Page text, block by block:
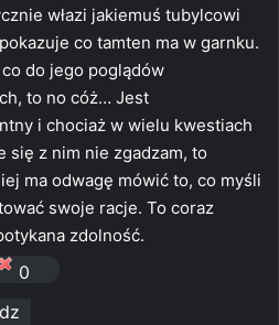
włazi jakiemuś tubylcowi
co tamten ma w garnku.
do jego poglądów
to no cóż… Jest
i chociaż w wielu kwestiach
się z nim nie zgadzam, to
ma odwagę mówić to, co myśli
swoje racje. To coraz
zdolność.
0